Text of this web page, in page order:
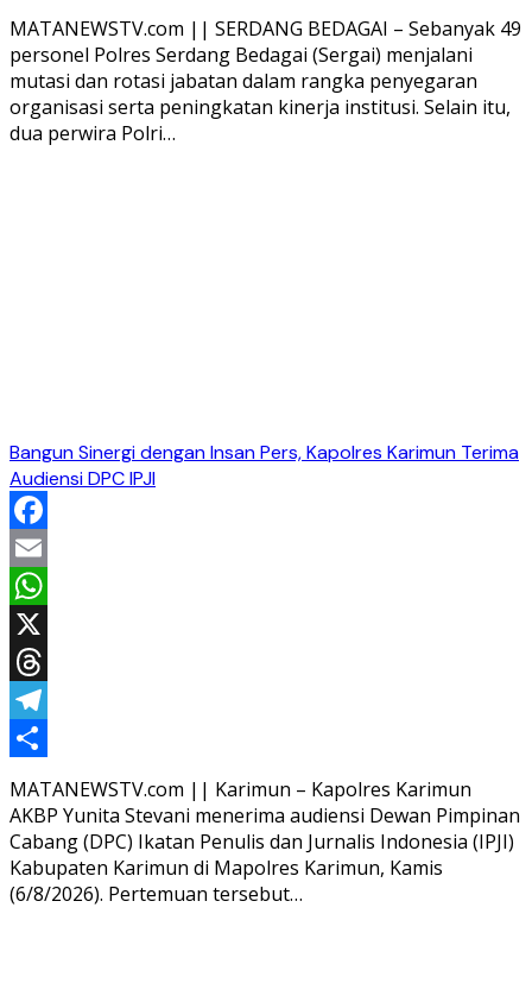
Share
MATANEWSTV.com || SERDANG BEDAGAI – Sebanyak 49
personel Polres Serdang Bedagai (Sergai) menjalani
mutasi dan rotasi jabatan dalam rangka penyegaran
organisasi serta peningkatan kinerja institusi. Selain itu,
dua perwira Polri…
Bangun Sinergi dengan Insan Pers, Kapolres Karimun Terima
Audiensi DPC IPJI
Facebook
Email
WhatsApp
X
Threads
Telegram
Share
MATANEWSTV.com || Karimun – Kapolres Karimun
AKBP Yunita Stevani menerima audiensi Dewan Pimpinan
Cabang (DPC) Ikatan Penulis dan Jurnalis Indonesia (IPJI)
Kabupaten Karimun di Mapolres Karimun, Kamis
(6/8/2026). Pertemuan tersebut…